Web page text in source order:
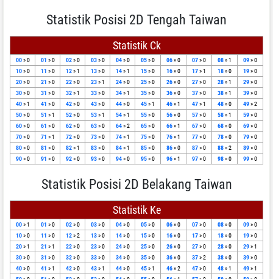
Statistik Posisi 2D Tengah Taiwan
Statistik Ck
00» 0 01 » 0 02» 0 03» 0 04» 0 05» 0 06» 0 07» 0 08» 1 09» 0
10» 0 11 » 0 12» 1 13» 0 14» 1 15» 0 16» 0 17» 1 18» 0 19» 0
20» 0 21 » 0 22» 0 23» 1 24» 0 25» 0 26» 0 27» 0 28» 1 29» 0
30» 0 31 » 0 32» 1 33» 0 34» 1 35» 0 36» 0 37» 0 38» 1 39» 0
40» 1 41 » 0 42» 0 43» 0 44» 0 45» 1 46» 1 47» 1 48» 0 49» 2
50» 0 51 » 1 52» 0 53» 1 54» 1 55» 0 56» 0 57» 0 58» 1 59» 0
60» 0 61 » 0 62» 0 63» 0 64» 2 65» 0 66» 1 67» 0 68» 0 69» 0
70» 0 71 » 1 72» 0 73» 0 74» 1 75» 0 76» 1 77» 0 78» 0 79» 0
80» 0 81 » 0 82» 1 83» 0 84» 1 85» 0 86» 0 87» 0 88» 2 89» 0
90» 0 91 » 0 92» 0 93» 0 94» 0 95» 0 96» 1 97» 0 98» 0 99» 0
Statistik Posisi 2D Belakang Taiwan
Statistik Ke
00» 1 01 » 0 02» 0 03» 0 04» 0 05» 0 06» 0 07» 0 08» 0 09» 0
10» 0 11 » 0 12» 2 13» 0 14» 0 15» 0 16» 0 17» 0 18» 0 19» 0
20» 1 21 » 1 22» 0 23» 0 24» 0 25» 0 26» 0 27» 0 28» 0 29» 1
30» 0 31 » 0 32» 0 33» 0 34» 0 35» 0 36» 0 37» 2 38» 0 39» 0
40» 0 41 » 1 42» 0 43» 1 44» 0 45» 1 46» 2 47» 0 48» 1 49» 1